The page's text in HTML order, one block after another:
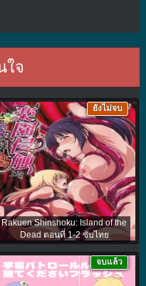
ใจ
Rakuen Shinshoku: Island of the
Dead ตอนที่ 1-2 ซับไทย
ยังไม่จบ
จบแล้ว